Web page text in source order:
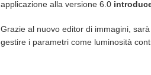
applicazione alla versione 6.0
Grazie al nuovo editor di immagini,
gestire i parametri come luminosità